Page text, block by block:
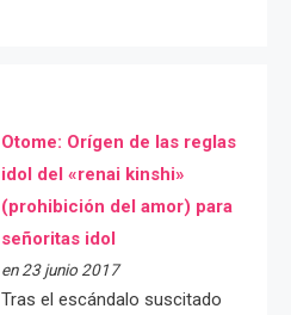
Otome: Orígen de las reglas
idol del «renai kinshi»
(prohibición del amor) para
señoritas idol
en 23 junio 2017
Tras el escándalo suscitado